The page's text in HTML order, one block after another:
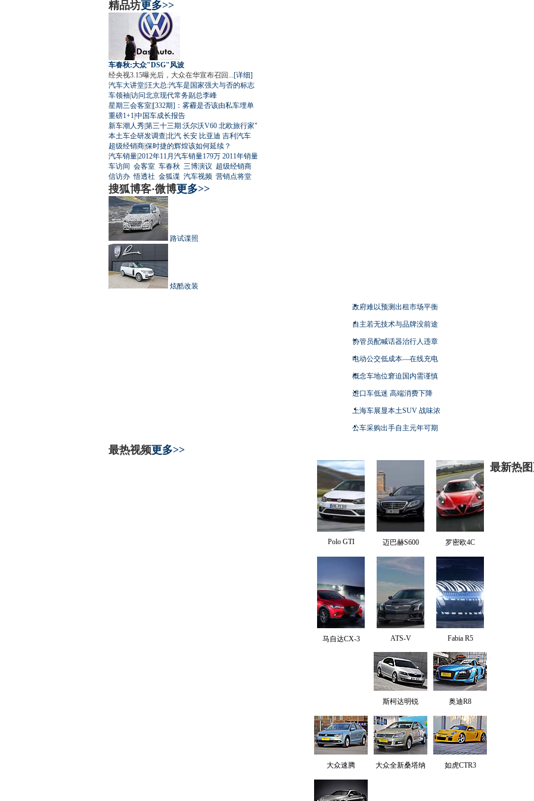
精品坊更多>>
车春秋:大众"DSG"风波
经央视3.15曝光后，大众在华宣布召回... [详细]
汽车大讲堂|汪大总:汽车是国家强大与否的标志
车领袖|访问北京现代常务副总李峰
星期三会客室|[332期]：雾霾是否该由私车埋单
重磅1+1 |中国车成长报告
新车潮人秀|第三十三期:沃尔沃V60 北欧旅行家"
本土车企研发调查|北汽 长安 比亚迪 吉利汽车
超级经销商|保时捷的辉煌该如何延续？
汽车销量|2012年11月汽车销量179万 2011年销量
车访间 会客室 车春秋 三博演议 超级经销商
信访办 悟透社 金狐谍 汽车视频 营销点将堂
搜狐博客·微博更多>>
路试谍照
炫酷改装
政府难以预测出租市场平衡
自主若无技术与品牌没前途
协管员配喊话器治行人违章
电动公交低成本—在线充电
概念车地位窘迫国内需谨慎
进口车低迷 高端消费下降
上海车展显本土SUV 战味浓
公车采购出手自主元年可期
最热视频更多>>
Polo GTI 迈巴赫S600 罗密欧4C
马自达CX-3 ATS-V Fabia R5
最新热图
斯柯达明锐 奥迪R8
大众速腾 大众全新桑塔纳 如虎CTR3